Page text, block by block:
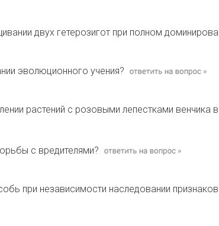
двух гетерозигот при полном
эволюционного учения?
растений с розовыми лепестками венчика
с вредителями?
при независимости наследовании